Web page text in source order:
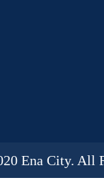
Ena City. All